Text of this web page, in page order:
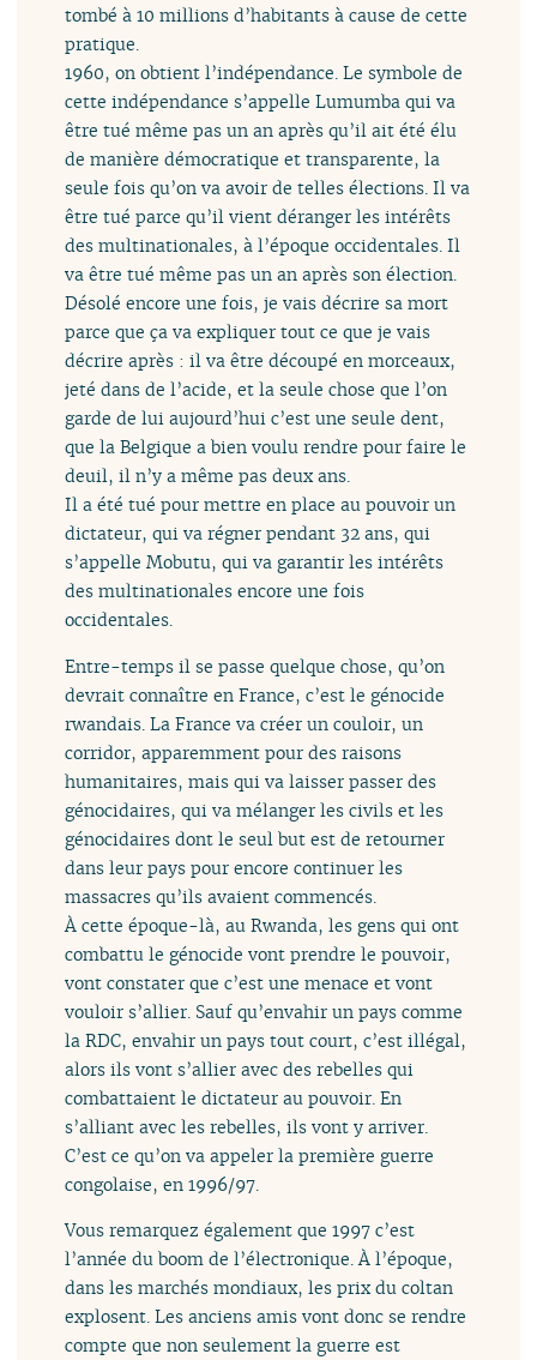
tombé à 10 millions d’habitants à cause de cette
pratique.
1960, on obtient l’indépendance. Le symbole de
cette indépendance s’appelle Lumumba qui va
être tué même pas un an après qu’il ait été élu
de manière démocratique et transparente, la
seule fois qu’on va avoir de telles élections. Il va
être tué parce qu’il vient déranger les intérêts
des multinationales, à l’époque occidentales. Il
va être tué même pas un an après son élection.
Désolé encore une fois, je vais décrire sa mort
parce que ça va expliquer tout ce que je vais
décrire après : il va être découpé en morceaux,
jeté dans de l’acide, et la seule chose que l’on
garde de lui aujourd’hui c’est une seule dent,
que la Belgique a bien voulu rendre pour faire le
deuil, il n’y a même pas deux ans.
Il a été tué pour mettre en place au pouvoir un
dictateur, qui va régner pendant 32 ans, qui
s’appelle Mobutu, qui va garantir les intérêts
des multinationales encore une fois
occidentales.
Entre-temps il se passe quelque chose, qu’on
devrait connaître en France, c’est le génocide
rwandais. La France va créer un couloir, un
corridor, apparemment pour des raisons
humanitaires, mais qui va laisser passer des
génocidaires, qui va mélanger les civils et les
génocidaires dont le seul but est de retourner
dans leur pays pour encore continuer les
massacres qu’ils avaient commencés.
À cette époque-là, au Rwanda, les gens qui ont
combattu le génocide vont prendre le pouvoir,
vont constater que c’est une menace et vont
vouloir s’allier. Sauf qu’envahir un pays comme
la RDC, envahir un pays tout court, c’est illégal,
alors ils vont s’allier avec des rebelles qui
combattaient le dictateur au pouvoir. En
s’alliant avec les rebelles, ils vont y arriver.
C’est ce qu’on va appeler la première guerre
congolaise, en 1996/97.
Vous remarquez également que 1997 c’est
l’année du boom de l’électronique. À l’époque,
dans les marchés mondiaux, les prix du coltan
explosent. Les anciens amis vont donc se rendre
compte que non seulement la guerre est